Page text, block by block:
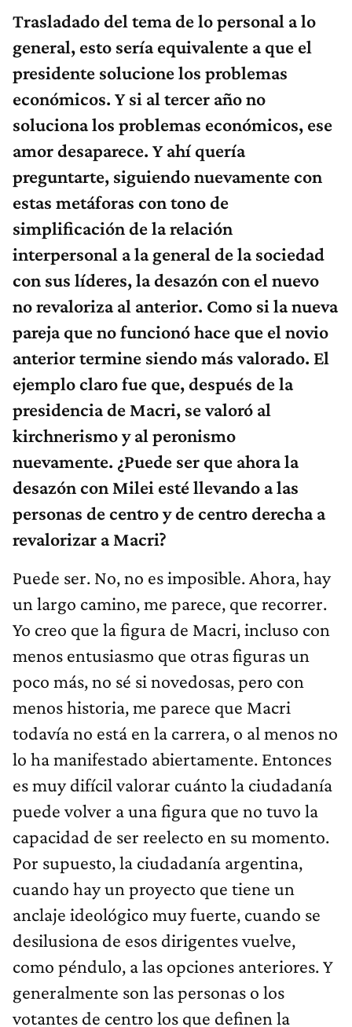
Trasladado del tema de lo personal a lo
general, esto sería equivalente a que el
presidente solucione los problemas
económicos. Y si al tercer año no
soluciona los problemas económicos, ese
amor desaparece. Y ahí quería
preguntarte, siguiendo nuevamente con
estas metáforas con tono de
simplificación de la relación
interpersonal a la general de la sociedad
con sus líderes, la desazón con el nuevo
no revaloriza al anterior. Como si la nueva
pareja que no funcionó hace que el novio
anterior termine siendo más valorado. El
ejemplo claro fue que, después de la
presidencia de Macri, se valoró al
kirchnerismo y al peronismo
nuevamente. ¿Puede ser que ahora la
desazón con Milei esté llevando a las
personas de centro y de centro derecha a
revalorizar a Macri?
Puede ser. No, no es imposible. Ahora, hay
un largo camino, me parece, que recorrer.
Yo creo que la figura de Macri, incluso con
menos entusiasmo que otras figuras un
poco más, no sé si novedosas, pero con
menos historia, me parece que Macri
todavía no está en la carrera, o al menos no
lo ha manifestado abiertamente. Entonces
es muy difícil valorar cuánto la ciudadanía
puede volver a una figura que no tuvo la
capacidad de ser reelecto en su momento.
Por supuesto, la ciudadanía argentina,
cuando hay un proyecto que tiene un
anclaje ideológico muy fuerte, cuando se
desilusiona de esos dirigentes vuelve,
como péndulo, a las opciones anteriores. Y
generalmente son las personas o los
votantes de centro los que definen la